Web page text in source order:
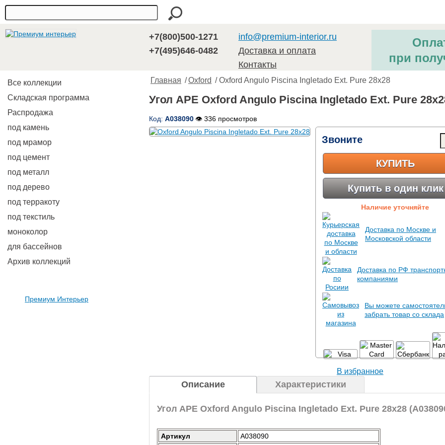
+7(800)500-1271
+7(495)646-0482
info@premium-interior.ru
Доставка и оплата
Контакты
при
Все коллекции
Складская программа
Распродажа
под камень
под мрамор
под цемент
под металл
под дерево
под терракоту
под текстиль
моноколор
для бассейнов
Архив коллекций
Премиум Интерьер
Главная /Oxford / Oxford Angulo Piscina Ingletado Ext. Pure 28x28
Угол APE Oxford Angulo Piscina Ingletado Ext. Pure
Код: A038090 👁 336 просмотров
Звоните
КУПИТЬ
Купить в один клик
Наличие уточняйте
Доставка по Москве и
Московской области
Доставка по РФ
компаниями
Вы можете
забрать товар со склада
В избранное
Описание Характеристики
Угол APE Oxford Angulo Piscina Ingletado Ext. Pure 28x28
Артикул
A038090